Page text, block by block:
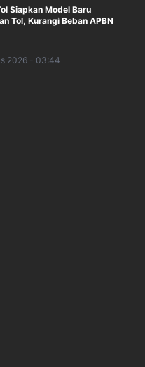
Siapkan Model Baru
Tol, Kurangi Beban APBN
2026 - 03:44